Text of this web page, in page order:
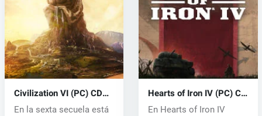
Civilization VI (PC) CD
key
En la sexta secuela está
Hearts of Iron IV (PC) CD
key
En Hearts of Iron IV